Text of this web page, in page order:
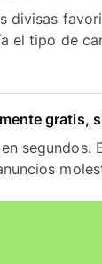
divisas
el tipo de
gratis,
segundos.